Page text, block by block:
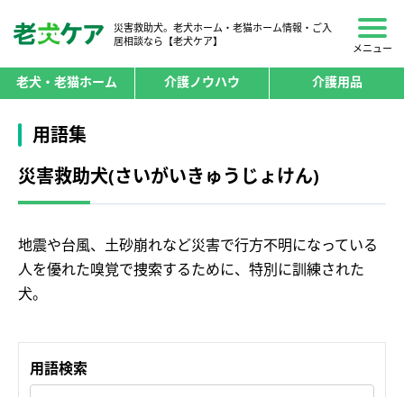
災害救助犬。老犬ホーム・老猫ホーム情報・ご入
居相談なら【老犬ケア】
メニュー
老犬・老猫ホーム 介護ノウハウ 介護用品
用語集
災害救助犬(さいがいきゅうじょけん)
地震や台風、土砂崩れなど災害で行方不明になっている
人を優れた嗅覚で捜索するために、特別に訓練された
犬。
用語検索